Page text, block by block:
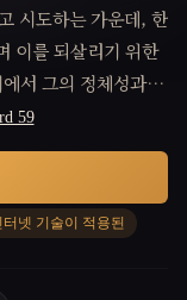
시도하는 가운데, 한
이를 되살리기 위한
서 그의 정체성과 추
쳐진다.
59
넷 기술이 적용된